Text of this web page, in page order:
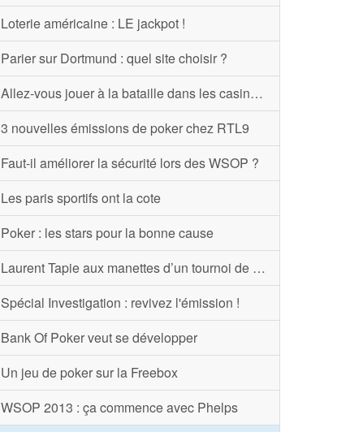
Loterie américaine : LE jackpot !
Parier sur Dortmund : quel site choisir ?
Allez-vous jouer à la bataille dans les casinos ?
3 nouvelles émissions de poker chez RTL9
Faut-il améliorer la sécurité lors des WSOP ?
Les paris sportifs ont la cote
Poker : les stars pour la bonne cause
Laurent Tapie aux manettes d’un tournoi de poker
Spécial Investigation : revivez l'émission !
Bank Of Poker veut se développer
Un jeu de poker sur la Freebox
WSOP 2013 : ça commence avec Phelps